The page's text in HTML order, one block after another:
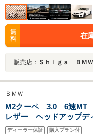
無
料
在
販売店： Ｓｈｉｇａ ＢＭＷ Ｂ
ＢＭＷ
M2クーペ 3.0 6速MT
レザー ヘッドアップデ
セス アンビエントライ
ディーラー保証 購入プラン付